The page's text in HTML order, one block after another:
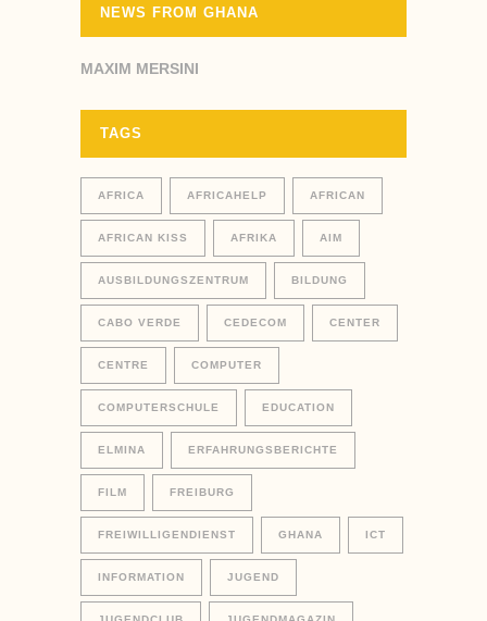
NEWS FROM GHANA
MAXIM MERSINI
TAGS
AFRICA AFRICAHELP AFRICAN
AFRICAN KISS AFRIKA AIM
AUSBILDUNGSZENTRUM BILDUNG
CABO VERDE CEDECOM CENTER
CENTRE COMPUTER
COMPUTERSCHULE EDUCATION
ELMINA ERFAHRUNGSBERICHTE
FILM FREIBURG
FREIWILLIGENDIENST GHANA ICT
INFORMATION JUGEND